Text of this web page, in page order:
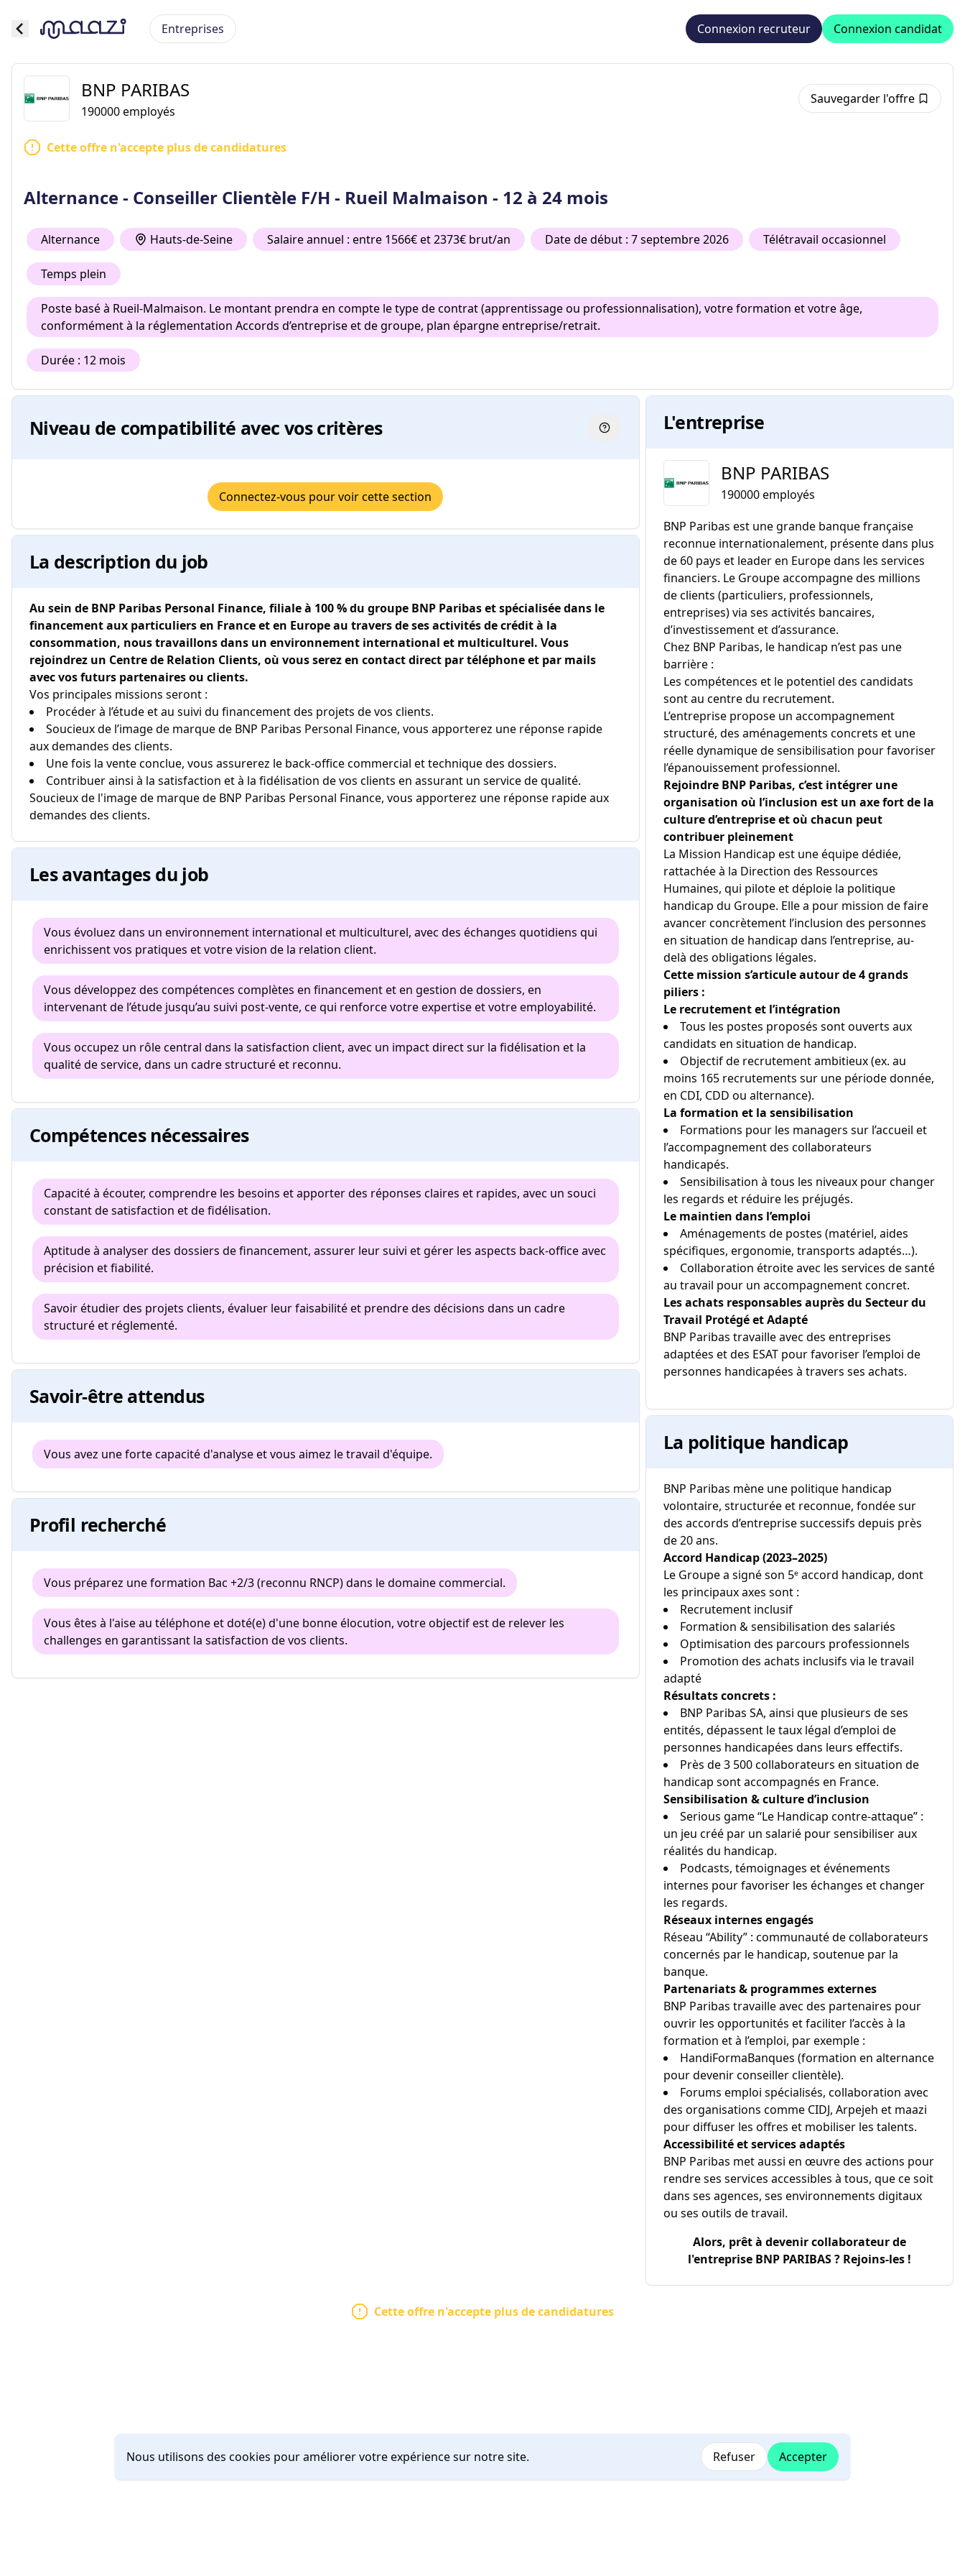
Entreprises Connexion recruteur Connexion candidat
BNP PARIBAS
190000employés
Sauvegarder l'offre
Cette offre n'accepte plus de candidatures
Alternance - Conseiller Clientèle F/H - Rueil Malmaison - 12 à 24 mois
Alternance Hauts-de-Seine Salaire annuel : entre 1566€ et 2373€ brut/an Date de début : 7 septembre 2026 Télétravail occasionnel
Temps plein
Poste basé à Rueil-Malmaison. Le montant prendra en compte le type de contrat (apprentissage ou professionnalisation), votre formation et votre âge,
conformément à la réglementation Accords d’entreprise et de groupe, plan épargne entreprise/retrait.
Durée : 12 mois
Niveau de compatibilité avec vos critères
Connectez-vous pour voir cette section
La description du job
Au sein de BNP Paribas Personal Finance, filiale à 100 % du groupe BNP Paribas et spécialisée dans le
financement aux particuliers en France et en Europe au travers de ses activités de crédit à la
consommation, nous travaillons dans un environnement international et multiculturel. Vous
rejoindrez un Centre de Relation Clients, où vous serez en contact direct par téléphone et par mails
avec vos futurs partenaires ou clients.
Vos principales missions seront :
Procéder à l’étude et au suivi du financement des projets de vos clients.
Soucieux de l’image de marque de BNP Paribas Personal Finance, vous apporterez une réponse rapide
aux demandes des clients.
Une fois la vente conclue, vous assurerez le back-office commercial et technique des dossiers.
Contribuer ainsi à la satisfaction et à la fidélisation de vos clients en assurant un service de qualité.
Soucieux de l'image de marque de BNP Paribas Personal Finance, vous apporterez une réponse rapide aux
demandes des clients.
Les avantages du job
Vous évoluez dans un environnement international et multiculturel, avec des échanges quotidiens qui
enrichissent vos pratiques et votre vision de la relation client.
Vous développez des compétences complètes en financement et en gestion de dossiers, en
intervenant de l’étude jusqu’au suivi post-vente, ce qui renforce votre expertise et votre employabilité.
Vous occupez un rôle central dans la satisfaction client, avec un impact direct sur la fidélisation et la
qualité de service, dans un cadre structuré et reconnu.
Compétences nécessaires
Capacité à écouter, comprendre les besoins et apporter des réponses claires et rapides, avec un souci
constant de satisfaction et de fidélisation.
Aptitude à analyser des dossiers de financement, assurer leur suivi et gérer les aspects back-office avec
précision et fiabilité.
Savoir étudier des projets clients, évaluer leur faisabilité et prendre des décisions dans un cadre
structuré et réglementé.
Savoir-être attendus
Vous avez une forte capacité d'analyse et vous aimez le travail d'équipe.
Profil recherché
Vous préparez une formation Bac +2/3 (reconnu RNCP) dans le domaine commercial.
Vous êtes à l'aise au téléphone et doté(e) d'une bonne élocution, votre objectif est de relever les
challenges en garantissant la satisfaction de vos clients.
L'entreprise
BNP PARIBAS
190000employés
BNP Paribas est une grande banque française
reconnue internationalement, présente dans plus
de 60 pays et leader en Europe dans les services
financiers. Le Groupe accompagne des millions
de clients (particuliers, professionnels,
entreprises) via ses activités bancaires,
d’investissement et d’assurance.
Chez BNP Paribas, le handicap n’est pas une
barrière :
Les compétences et le potentiel des candidats
sont au centre du recrutement.
L’entreprise propose un accompagnement
structuré, des aménagements concrets et une
réelle dynamique de sensibilisation pour favoriser
l’épanouissement professionnel.
Rejoindre BNP Paribas, c’est intégrer une
organisation où l’inclusion est un axe fort de la
culture d’entreprise et où chacun peut
contribuer pleinement
La Mission Handicap est une équipe dédiée,
rattachée à la Direction des Ressources
Humaines, qui pilote et déploie la politique
handicap du Groupe. Elle a pour mission de faire
avancer concrètement l’inclusion des personnes
en situation de handicap dans l’entreprise, au-
delà des obligations légales.
Cette mission s’articule autour de 4 grands
piliers :
Le recrutement et l’intégration
Tous les postes proposés sont ouverts aux
candidats en situation de handicap.
Objectif de recrutement ambitieux (ex. au
moins 165 recrutements sur une période donnée,
en CDI, CDD ou alternance).
La formation et la sensibilisation
Formations pour les managers sur l’accueil et
l’accompagnement des collaborateurs
handicapés.
Sensibilisation à tous les niveaux pour changer
les regards et réduire les préjugés.
Le maintien dans l’emploi
Aménagements de postes (matériel, aides
spécifiques, ergonomie, transports adaptés…).
Collaboration étroite avec les services de santé
au travail pour un accompagnement concret.
Les achats responsables auprès du Secteur du
Travail Protégé et Adapté
BNP Paribas travaille avec des entreprises
adaptées et des ESAT pour favoriser l’emploi de
personnes handicapées à travers ses achats.
La politique handicap
BNP Paribas mène une politique handicap
volontaire, structurée et reconnue, fondée sur
des accords d’entreprise successifs depuis près
de 20 ans.
Accord Handicap (2023–2025)
Le Groupe a signé son 5ᵉ accord handicap, dont
les principaux axes sont :
Recrutement inclusif
Formation & sensibilisation des salariés
Optimisation des parcours professionnels
Promotion des achats inclusifs via le travail
adapté
Résultats concrets :
BNP Paribas SA, ainsi que plusieurs de ses
entités, dépassent le taux légal d’emploi de
personnes handicapées dans leurs effectifs.
Près de 3 500 collaborateurs en situation de
handicap sont accompagnés en France.
Sensibilisation & culture d’inclusion
Serious game “Le Handicap contre-attaque” :
un jeu créé par un salarié pour sensibiliser aux
réalités du handicap.
Podcasts, témoignages et événements
internes pour favoriser les échanges et changer
les regards.
Réseaux internes engagés
Réseau “Ability” : communauté de collaborateurs
concernés par le handicap, soutenue par la
banque.
Partenariats & programmes externes
BNP Paribas travaille avec des partenaires pour
ouvrir les opportunités et faciliter l’accès à la
formation et à l’emploi, par exemple :
HandiFormaBanques (formation en alternance
pour devenir conseiller clientèle).
Forums emploi spécialisés, collaboration avec
des organisations comme CIDJ, Arpejeh et maazi
pour diffuser les offres et mobiliser les talents.
Accessibilité et services adaptés
BNP Paribas met aussi en œuvre des actions pour
rendre ses services accessibles à tous, que ce soit
dans ses agences, ses environnements digitaux
ou ses outils de travail.
Alors, prêt à devenir collaborateur de
l'entreprise BNP PARIBAS? Rejoins-les !
Cette offre n'accepte plus de candidatures
Nous utilisons des cookies pour améliorer votre expérience sur notre site. Refuser Accepter